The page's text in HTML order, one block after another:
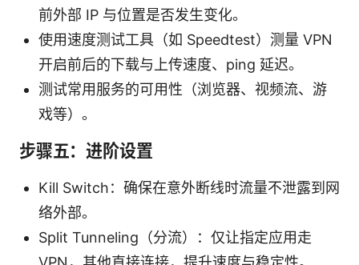
前外部 IP 与位置是否发生变化。
使用速度测试工具（如 Speedtest）测量 VPN
开启前后的下载与上传速度、ping 延迟。
测试常用服务的可用性（浏览器、视频流、游
戏等）。
步骤五：进阶设置
Kill Switch：确保在意外断线时流量不泄露到网
络外部。
Split Tunneling（分流）：仅让指定应用走